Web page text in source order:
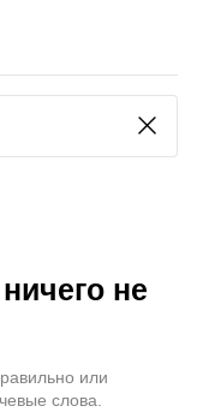
не
или
слова.